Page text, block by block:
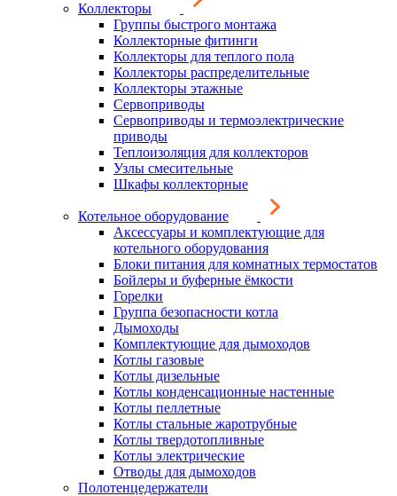
Коллекторы
Группы быстрого монтажа
Коллекторные фитинги
Коллекторы для теплого пола
Коллекторы распределительные
Коллекторы этажные
Сервоприводы
Сервоприводы и термоэлектрические
приводы
Теплоизоляция для коллекторов
Узлы смесительные
Шкафы коллекторные
Котельное оборудование
Аксессуары и комплектующие для
котельного оборудования
Блоки питания для комнатных термостатов
Бойлеры и буферные ёмкости
Горелки
Группа безопасности котла
Дымоходы
Комплектующие для дымоходов
Котлы газовые
Котлы дизельные
Котлы конденсационные настенные
Котлы пеллетные
Котлы стальные жаротрубные
Котлы твердотопливные
Котлы электрические
Отводы для дымоходов
Полотенцедержатели